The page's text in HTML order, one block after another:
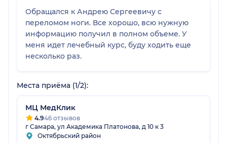
Обращался к Андрею Сергеевичу с
переломом ноги. Все хорошо, всю нужную
информацию получил в полном объеме. У
меня идет лечебный курс, буду ходить еще
несколько раз.
Места приёма (1/2):
МЦ МедКлик
4.946 отзывов
г Самара, ул Академика Платонова, д 10 к 3
Октябрьский район